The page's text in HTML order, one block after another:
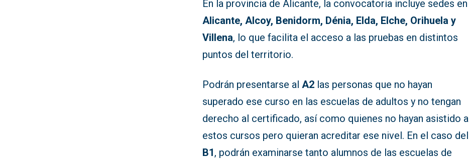
En la provincia de Alicante, la convocatoria incluye sedes en
Alicante, Alcoy, Benidorm, Dénia, Elda, Elche, Orihuela y
Villena, lo que facilita el acceso a las pruebas en distintos
puntos del territorio.
Podrán presentarse alA2 las personas que no hayan
superado ese curso en las escuelas de adultos y no tengan
derecho al certificado, así como quienes no hayan asistido a
estos cursos pero quieran acreditar ese nivel. En el caso del
B1, podrán examinarse tanto alumnos de las escuelas de